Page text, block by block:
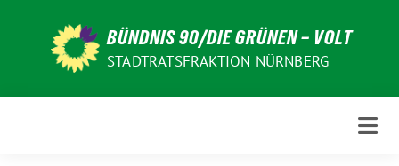
BÜNDNIS 90/DIE GRÜNEN – VOLT
STADTRATSFRAKTION NÜRNBERG